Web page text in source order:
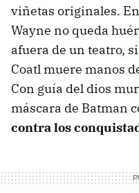
viñetas originales.
Wayne no queda
afuera de un teatro,
Coatl muere manos
Con guía del dios
máscara de Batman
contra los